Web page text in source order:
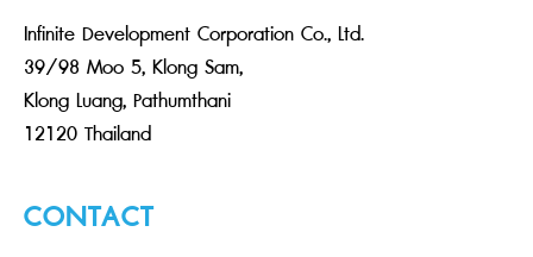
Infinite Development Corporation Co., Ltd.
39/98 Moo 5, Klong Sam,
Klong Luang, Pathumthani
12120 Thailand
CONTACT